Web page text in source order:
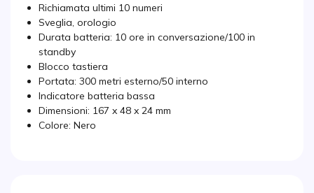
Richiamata ultimi 10 numeri
Sveglia, orologio
Durata batteria: 10 ore in conversazione/100 in
standby
Blocco tastiera
Portata: 300 metri esterno/50 interno
Indicatore batteria bassa
Dimensioni: 167 x 48 x 24 mm
Colore: Nero